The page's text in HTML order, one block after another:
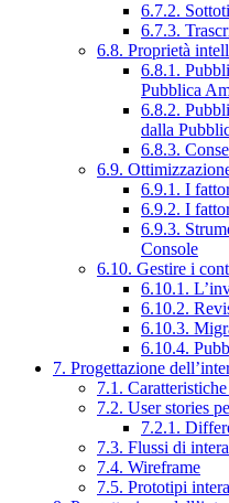
6.7.2.
6.7.3.
6.8. Proprietà
6.8.1.
Pubblica
6.8.2.
dalla
6.8.3.
6.9.
6.9.1. I
6.9.2. I
6.9.3.
Console
6.10. Gestire i
6.10.1.
6.10.2.
6.10.3.
6.10.4.
7. Progettazione
7.1.
7.2. User stories
7.2.1.
7.3. Flussi di
7.4. Wireframe
7.5. Prototipi